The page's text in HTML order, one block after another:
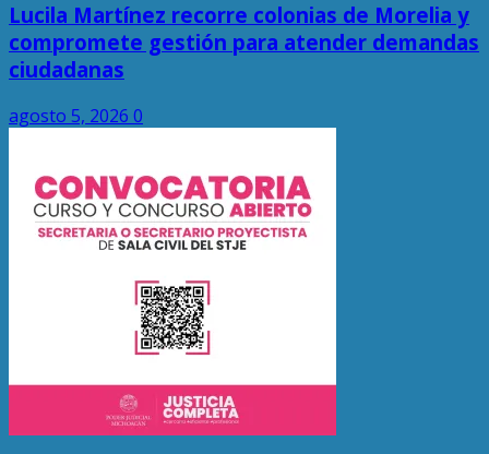
Lucila Martínez recorre colonias de Morelia y
compromete gestión para atender demandas
ciudadanas
agosto 5, 2026 0